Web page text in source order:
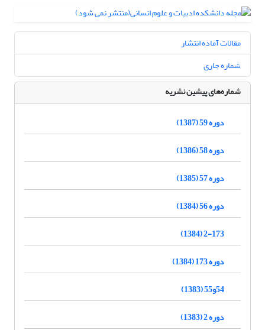
مقالات آماده انتشار
شماره جاری
شماره‌های پیشین نشریه
دوره 59 (1387)
دوره 58 (1386)
دوره 57 (1385)
دوره 56 (1384)
2-173 (1384)
دوره 173 (1384)
54و55 (1383)
دوره 2 (1383)